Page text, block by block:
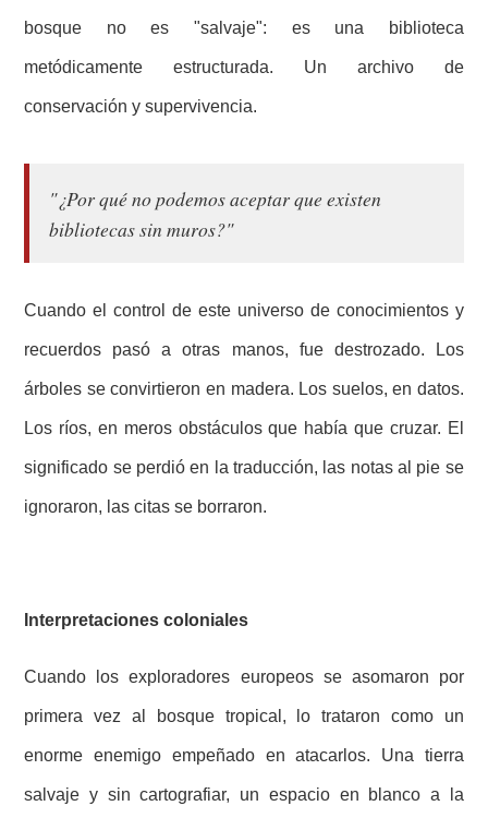
bosque no es "salvaje": es una biblioteca
metódicamente estructurada. Un archivo de
conservación y supervivencia.
"¿Por qué no podemos aceptar que existen
bibliotecas sin muros?"
Cuando el control de este universo de conocimientos y
recuerdos pasó a otras manos, fue destrozado. Los
árboles se convirtieron en madera. Los suelos, en datos.
Los ríos, en meros obstáculos que había que cruzar. El
significado se perdió en la traducción, las notas al pie se
ignoraron, las citas se borraron.
Interpretaciones coloniales
Cuando los exploradores europeos se asomaron por
primera vez al bosque tropical, lo trataron como un
enorme enemigo empeñado en atacarlos. Una tierra
salvaje y sin cartografiar, un espacio en blanco a la